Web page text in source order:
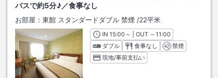
バスで約5分♪／食事なし
お部屋： 東館 スタンダードダブル 禁煙 /22平米
INチェックイン
15:00 ～ | OUT チェックアウト
～11:00
ダブル
食事なし
禁煙
現地/事前支払い